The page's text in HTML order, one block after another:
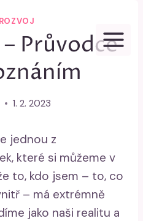
Průvodce
1. 2. 2023
jednou z
které si můžeme v
to, kdo jsem – to, co
– má extrémně
jako naši realitu a